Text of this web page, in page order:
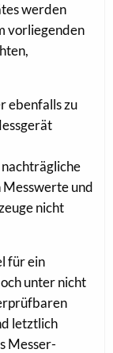
werden
vorliegenden
ebenfalls zu
und
nicht
für ein
unter nicht
letztlich
Messer-